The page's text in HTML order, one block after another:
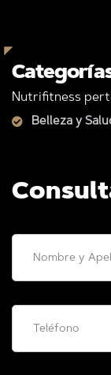
Nutrifitness
Belleza y